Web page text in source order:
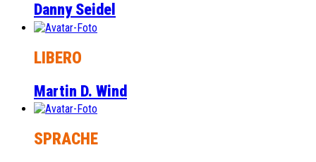
Danny Seidel
LIBERO
Martin D. Wind
SPRACHE